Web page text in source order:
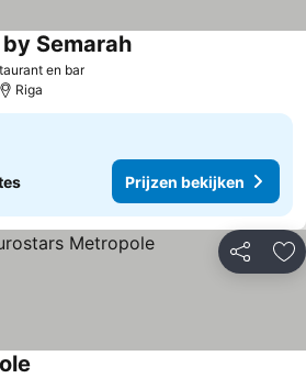
en bar
Semarah
Riga
Prijzen bekijken
Delen